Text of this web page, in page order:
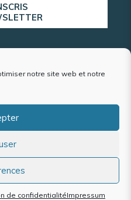
notre site web et notre
de confidentialitéImpressum
de confidentialité
: conformité partielle
Politique de cookies (UE)